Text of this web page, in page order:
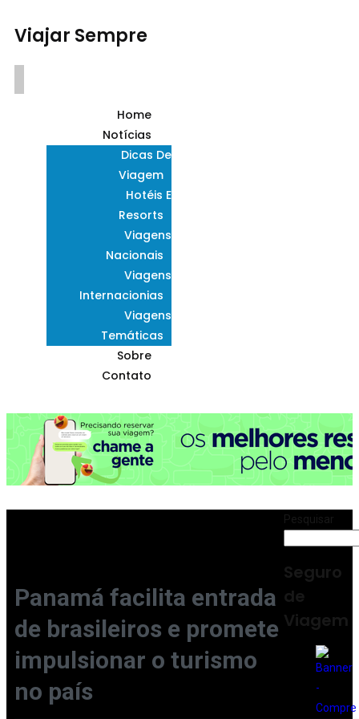
Viajar Sempre
Home
Notícias
Dicas De
Viagem
Hotéis E
Resorts
Viagens
Nacionais
Viagens
Internacionias
Viagens
Temáticas
Sobre
Contato
Panamá facilita entrada
de brasileiros e promete
impulsionar o turismo
no país
Pesquisar
Seguro
de
Viagem